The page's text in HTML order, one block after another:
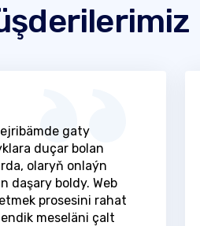
gaty
duçar bolan
olaryň onlaýn
daşary boldy. Web
prosesini rahat
meseläni çalt